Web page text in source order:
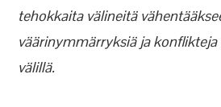
tehokkaita välineitä
väärinymmärryksiä ja
välillä.